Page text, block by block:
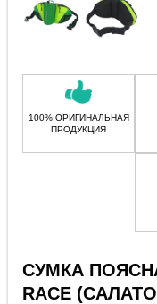
100% ОРИГИНАЛЬНАЯ
ПРОДУКЦИЯ
СУМКА
RACE